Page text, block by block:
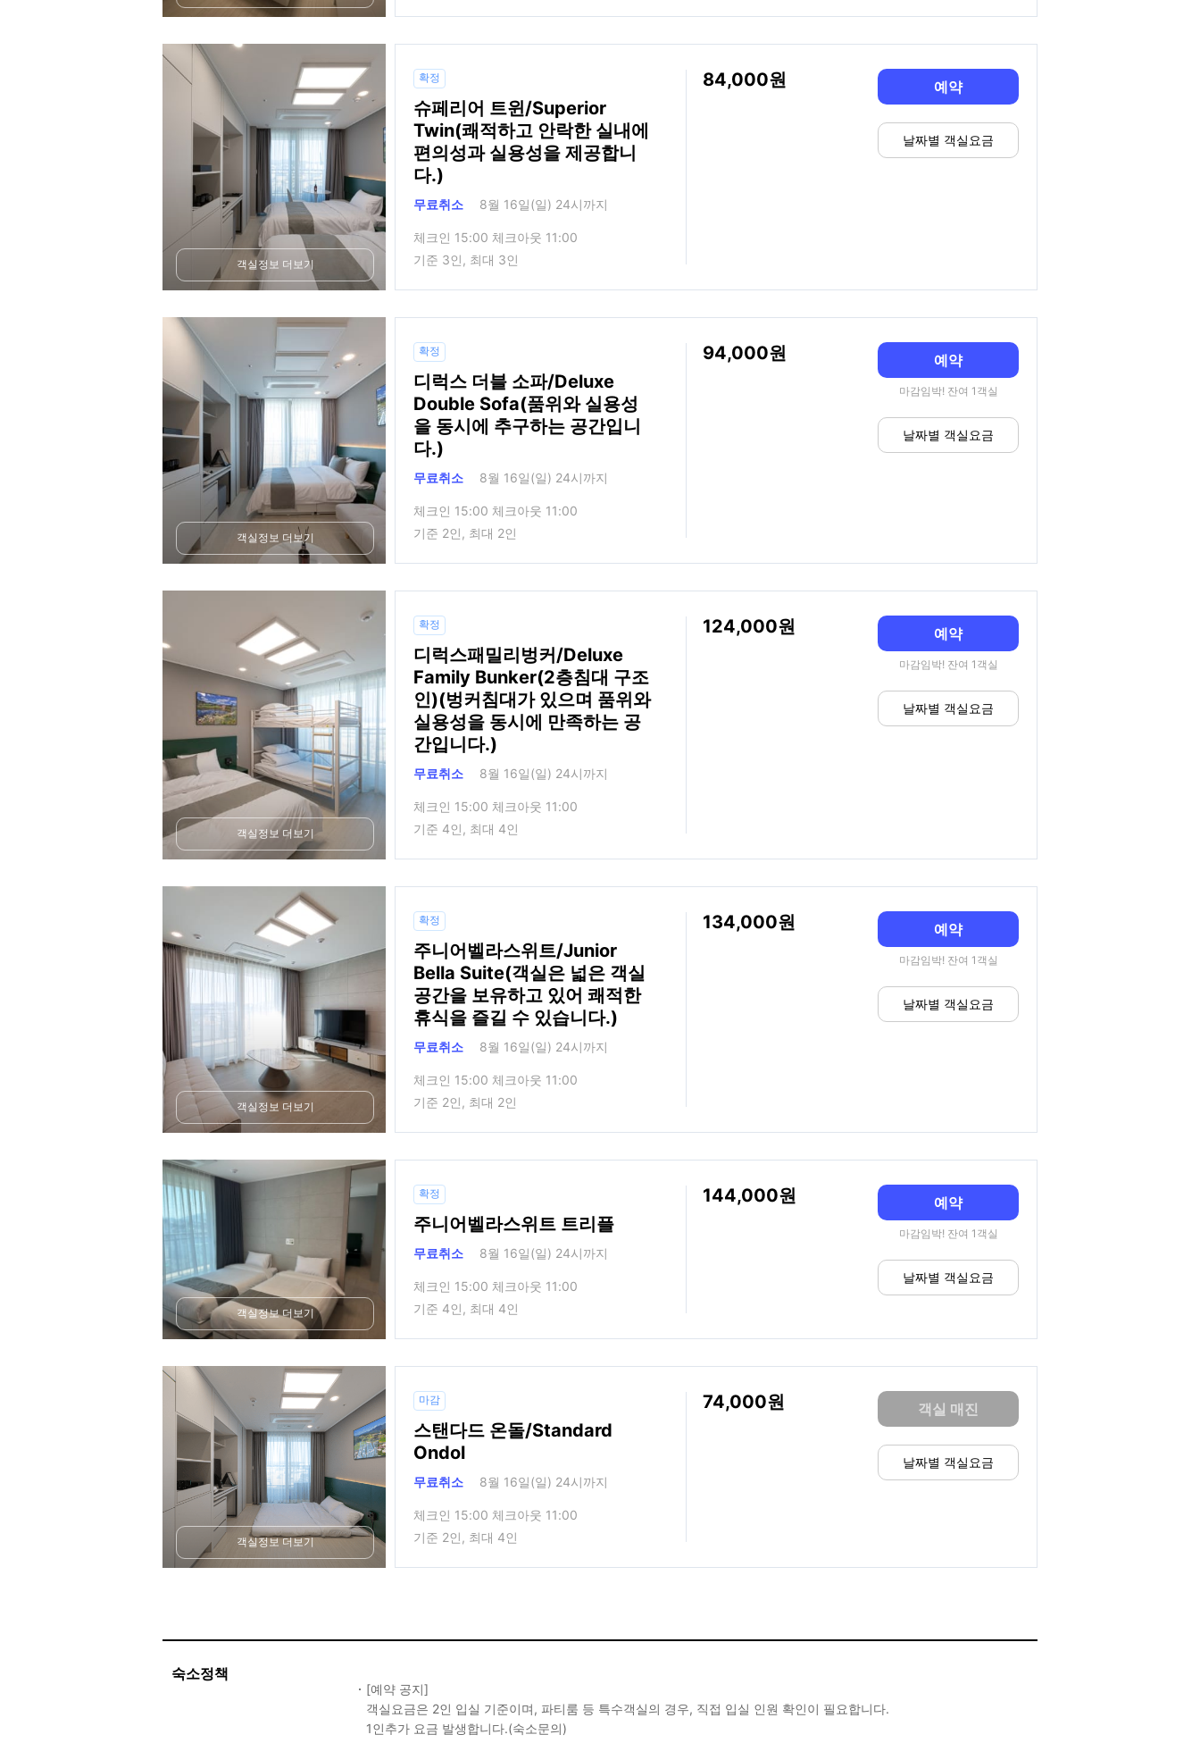
객실정보 더보기
확정
슈페리어 트윈/Superior
Twin(쾌적하고 안락한 실내에
편의성과 실용성을 제공합니
다.)
무료취소 8월 16일(일) 24시까지
체크인 15:00 체크아웃 11:00
기준 3인, 최대 3인
84,000 예약
날짜별 객실요금
객실정보 더보기
확정
디럭스 더블 소파/Deluxe
Double Sofa(품위와 실용성
을 동시에 추구하는 공간입니
다.)
무료취소 8월 16일(일) 24시까지
체크인 15:00 체크아웃 11:00
기준 2인, 최대 2인
94,000 예약
마감임박! 잔여 1객실
날짜별 객실요금
객실정보 더보기
확정
디럭스패밀리벙커/Deluxe
Family Bunker(2층침대 구조
인)(벙커침대가 있으며 품위와
실용성을 동시에 만족하는 공
간입니다.)
무료취소 8월 16일(일) 24시까지
체크인 15:00 체크아웃 11:00
기준 4인, 최대 4인
124,000 예약
마감임박! 잔여 1객실
날짜별 객실요금
객실정보 더보기
확정
주니어벨라스위트/Junior
Bella Suite(객실은 넓은 객실
공간을 보유하고 있어 쾌적한
휴식을 즐길 수 있습니다.)
무료취소 8월 16일(일) 24시까지
체크인 15:00 체크아웃 11:00
기준 2인, 최대 2인
134,000 예약
마감임박! 잔여 1객실
날짜별 객실요금
객실정보 더보기
확정
주니어벨라스위트 트리플
무료취소 8월 16일(일) 24시까지
체크인 15:00 체크아웃 11:00
기준 4인, 최대 4인
144,000 예약
마감임박! 잔여 1객실
날짜별 객실요금
객실정보 더보기
마감
스탠다드 온돌/Standard
Ondol
무료취소 8월 16일(일) 24시까지
체크인 15:00 체크아웃 11:00
기준 2인, 최대 4인
74,000 객실 매진
날짜별 객실요금
숙소정책
[예약 공지]
객실요금은 2인 입실 기준이며, 파티룸 등 특수객실의 경우, 직접 입실 인원 확인이 필요합니다.
1인추가 요금 발생합니다.(숙소문의)